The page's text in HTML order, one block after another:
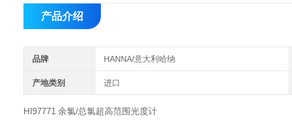
产品介绍
品牌 HANNA/意大利哈纳
产地类别 进口
HI97771 余氯/总氯超高范围光度计